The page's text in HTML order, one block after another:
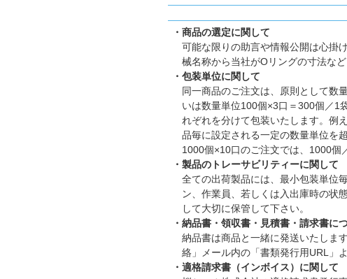
・商品の選定に関して
可能な限りの助言や情報公開は心掛
械名称から当社がOリングの寸法な
・包装単位に関して
同一商品のご注文は、原則として数
いは数量単位100個×3口＝300個／1
れぞれを分けて包装いたします。例
品毎に設定される一定の数量単位を
1000個×10口のご注文では、1000個
・製品のトレーサビリティーに関して
全ての出荷製品には、最小包装単位
ン、作業員、若しくは入出庫時の状
して大切に保管して下さい。
・納品書・領収書・見積書・請求書に
納品書は商品と一緒に発送いたしま
絡」メール内の「書類発行用URL」
・適格請求書（インボイス）に関して